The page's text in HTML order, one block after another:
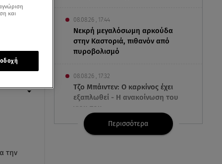
08.08.26 , 17:44
Νεκρή μεγαλόσωμη αρκούδα
στην Καστοριά, πιθανόν από
πυροβολισμό
08.08.26 , 17:32
Τζο Μπάιντεν: Ο καρκίνος έχει
εξαπλωθεί - Η ανακοίνωση του
γιου του
08.08.26 , 17:20
Περισσότερα
την
και